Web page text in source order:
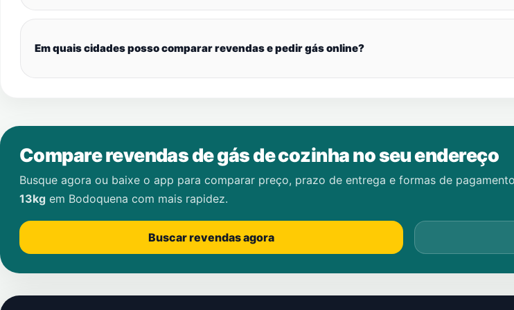
Em quais cidades posso comparar revendas e pedir gás online?
Compare revendas de gás de cozinha no seu endereço
Busque agora ou baixe o app para comparar preço, prazo de entrega e formas de
13kg em Bodoquena com mais rapidez.
Buscar revendas agora